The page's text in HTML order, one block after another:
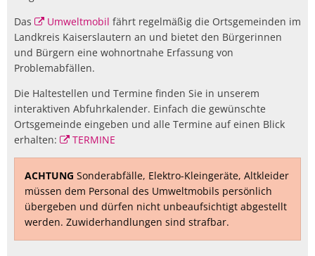
Das
Umweltmobil fährt regelmäßig die Ortsgemeinden im
Landkreis Kaiserslautern an und bietet den Bürgerinnen
und Bürgern eine wohnortnahe Erfassung von
Problemabfällen.
Die Haltestellen und Termine finden Sie in unserem
interaktiven Abfuhrkalender. Einfach die gewünschte
Ortsgemeinde eingeben und alle Termine auf einen Blick
erhalten:
TERMINE
ACHTUNG Sonderabfälle, Elektro-Kleingeräte, Altkleider
müssen dem Personal des Umweltmobils persönlich
übergeben und dürfen nicht unbeaufsichtigt abgestellt
werden. Zuwiderhandlungen sind strafbar.